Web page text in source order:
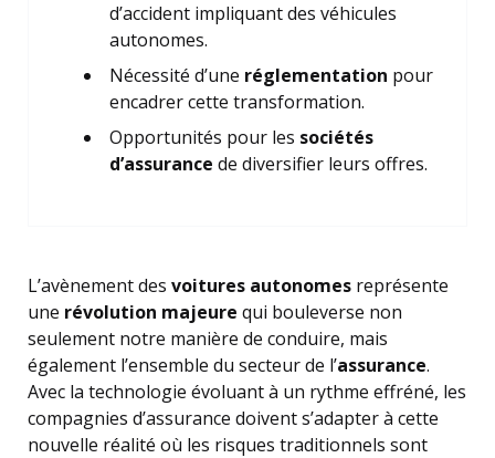
d’accident impliquant des véhicules
autonomes.
Nécessité d’une réglementation pour
encadrer cette transformation.
Opportunités pour les sociétés
d’assurance de diversifier leurs offres.
L’avènement des voitures autonomes représente
une révolution majeure qui bouleverse non
seulement notre manière de conduire, mais
également l’ensemble du secteur de l’assurance.
Avec la technologie évoluant à un rythme effréné, les
compagnies d’assurance doivent s’adapter à cette
nouvelle réalité où les risques traditionnels sont